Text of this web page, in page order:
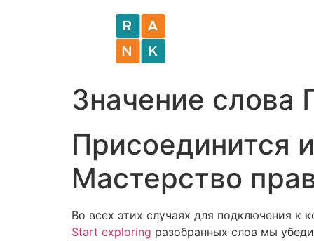
Значение
Присоединится
Мастерство
Во всех этих случаях для подключения к
Start exploring разобранных слов мы